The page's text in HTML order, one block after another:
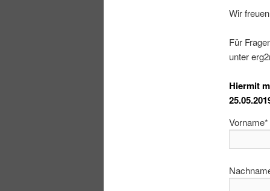
Wir
Für
unter
Hiermit
Vorname*